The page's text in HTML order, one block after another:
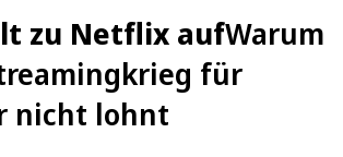
zu Netflix aufWarum
für
nicht lohnt